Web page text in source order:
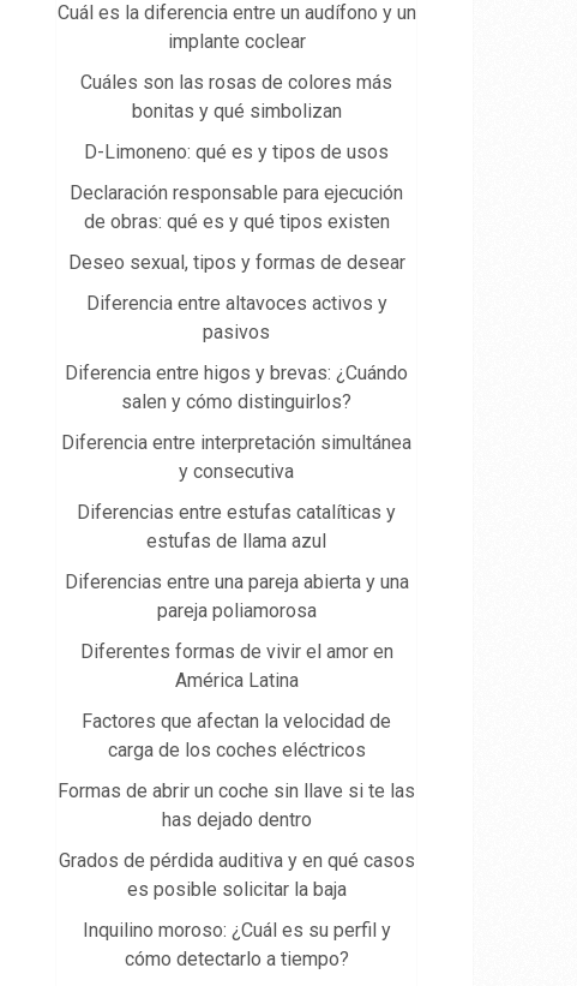
Cuál es la diferencia entre un audífono y un
implante coclear
Cuáles son las rosas de colores más
bonitas y qué simbolizan
D-Limoneno: qué es y tipos de usos
Declaración responsable para ejecución
de obras: qué es y qué tipos existen
Deseo sexual, tipos y formas de desear
Diferencia entre altavoces activos y
pasivos
Diferencia entre higos y brevas: ¿Cuándo
salen y cómo distinguirlos?
Diferencia entre interpretación simultánea
y consecutiva
Diferencias entre estufas catalíticas y
estufas de llama azul
Diferencias entre una pareja abierta y una
pareja poliamorosa
Diferentes formas de vivir el amor en
América Latina
Factores que afectan la velocidad de
carga de los coches eléctricos
Formas de abrir un coche sin llave si te las
has dejado dentro
Grados de pérdida auditiva y en qué casos
es posible solicitar la baja
Inquilino moroso: ¿Cuál es su perfil y
cómo detectarlo a tiempo?